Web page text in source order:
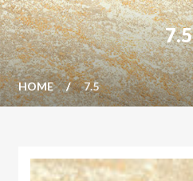
7.5
HOME 7.5